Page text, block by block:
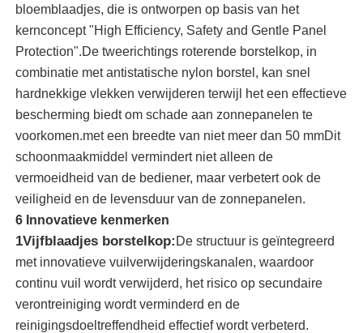
Thuis
Producten
Videos
Over ons
Fabrieksreis
bloemblaadjes, die is ontworpen op basis van het
kernconcept "High Efficiency, Safety and Gentle Panel
Protection".De tweerichtings roterende borstelkop, in
combinatie met antistatische nylon borstel, kan snel
hardnekkige vlekken verwijderen terwijl het een effectieve
bescherming biedt om schade aan zonnepanelen te
voorkomen.met een breedte van niet meer dan 50 mmDit
schoonmaakmiddel vermindert niet alleen de
vermoeidheid van de bediener, maar verbetert ook de
veiligheid en de levensduur van de zonnepanelen.
6 Innovatieve kenmerken
1Vijfblaadjes borstelkop: De structuur is geïntegreerd
met innovatieve vuilverwijderingskanalen, waardoor
continu vuil wordt verwijderd, het risico op secundaire
verontreiniging wordt verminderd en de
reinigingsdoeltreffendheid effectief wordt verbeterd.